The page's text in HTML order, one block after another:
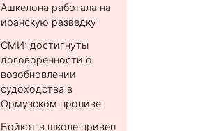
Ашкелона работала на
иранскую разведку
СМИ: достигнуты
договоренности о
возобновлении
судоходства в
Ормузском проливе
Бойкот в школе привел